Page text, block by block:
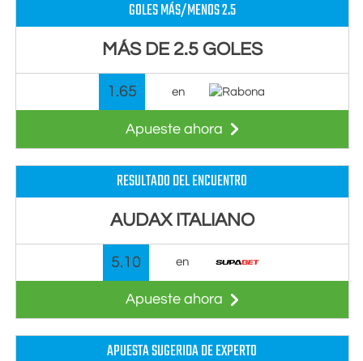
GOLES MÁS/MENOS 2.5
MÁS DE 2.5 GOLES
1.65 en
Apueste ahora
RESULTADO DEL ENCUENTRO
AUDAX ITALIANO
5.10 en
Apueste ahora
APUESTA SUGERIDA DE EXPERTO